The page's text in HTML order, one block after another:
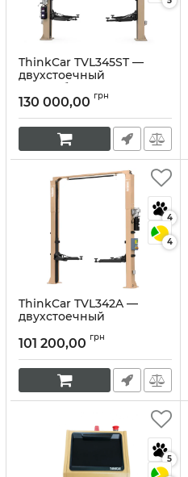
ThinkCar TVL345ST —
двухстоечный
автомобильный
подъемник с верхней
грузоподъемностью
4500 кг. (380V).
130 000,00 грн
4
4
ThinkCar TVL342A —
двухстоечный
верхней перекладиной
Артикул:10413
101 200,00 грн
5